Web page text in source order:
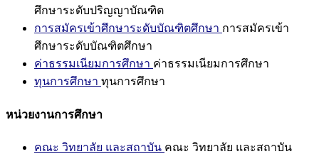
ศึกษาระดับปริญญาบัณฑิต
การสมัครเข้าศึกษาระดับบัณฑิตศึกษา การสมัครเข้า
ศึกษาระดับบัณฑิตศึกษา
ค่าธรรมเนียมการศึกษา ค่าธรรมเนียมการศึกษา
ทุนการศึกษา ทุนการศึกษา
หน่วยงานการศึกษา
คณะ วิทยาลัย และสถาบัน คณะ วิทยาลัย และสถาบัน